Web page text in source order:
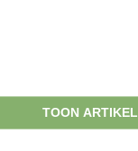
TOON ARTIKEL